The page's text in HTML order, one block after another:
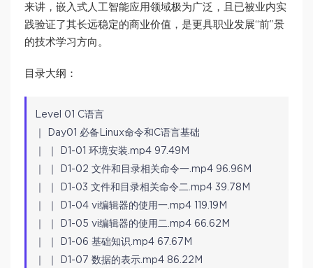
来讲，嵌入式人工智能应用领域极为广泛，且已被业内实
践验证了其长远稳定的商业价值，是更具职业发展“前”景
的技术学习方向。
目录大纲：
Level 01 C语言
｜ Day01 必备Linux命令和C语言基础
｜ ｜ D1-01 环境安装.mp4 97.49M
｜ ｜ D1-02 文件和目录相关命令一.mp4 96.96M
｜ ｜ D1-03 文件和目录相关命令二.mp4 39.78M
｜ ｜ D1-04 vi编辑器的使用一.mp4 119.19M
｜ ｜ D1-05 vi编辑器的使用二.mp4 66.62M
｜ ｜ D1-06 基础知识.mp4 67.67M
｜ ｜ D1-07 数据的表示.mp4 86.22M